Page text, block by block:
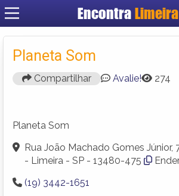
Encontra Limeira
Cadastrar
Planeta Som
Compartilhar Avalie! 274
Planeta Som
Rua João Machado Gomes Júnior,
- Limeira - SP - 13480-475
(19) 3442-1651